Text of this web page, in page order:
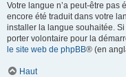
Votre langue n’a peut-être pas
encore été traduit dans votre
installer la langue souhaitée.
porter volontaire pour la
le site web de phpBB® (en
Haut